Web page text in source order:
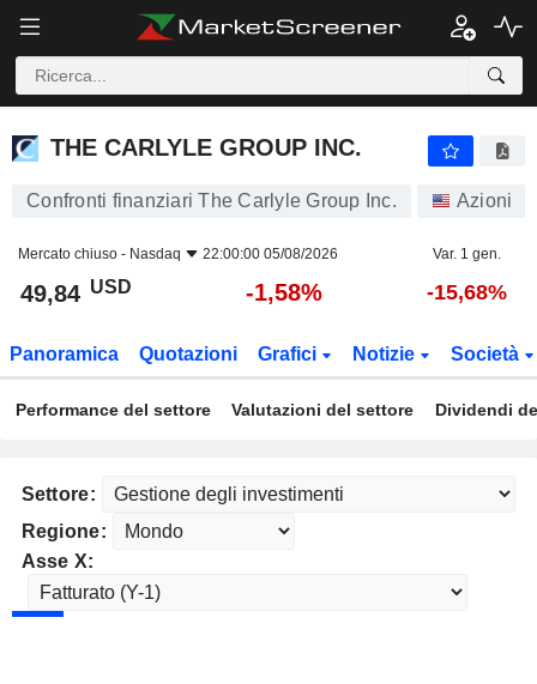
THE CARLYLE GROUP INC.
THE CARLYLE GROUP INC.
Confronti finanziari The Carlyle Group Inc. Azioni
Mercato chiuso - Nasdaq 22:00:00 05/08/2026 Var. 1 gen.
49,84 USD -1,58% -15,68%
Panoramica Quotazioni Grafici Notizie Società
Performance del settore Valutazioni del settore Dividendi
Settore:
Regione:
Asse X: